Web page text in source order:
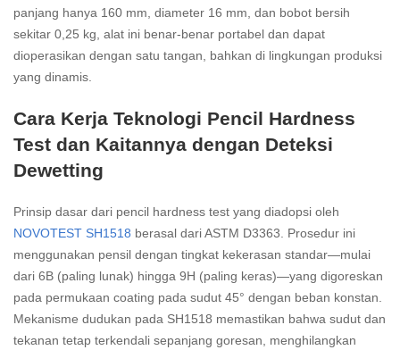
panjang hanya 160 mm, diameter 16 mm, dan bobot bersih
sekitar 0,25 kg, alat ini benar-benar portabel dan dapat
dioperasikan dengan satu tangan, bahkan di lingkungan produksi
yang dinamis.
Cara Kerja Teknologi Pencil Hardness
Test dan Kaitannya dengan Deteksi
Dewetting
Prinsip dasar dari pencil hardness test yang diadopsi oleh
NOVOTEST SH1518 berasal dari ASTM D3363. Prosedur ini
menggunakan pensil dengan tingkat kekerasan standar—mulai
dari 6B (paling lunak) hingga 9H (paling keras)—yang digoreskan
pada permukaan coating pada sudut 45° dengan beban konstan.
Mekanisme dudukan pada SH1518 memastikan bahwa sudut dan
tekanan tetap terkendali sepanjang goresan, menghilangkan